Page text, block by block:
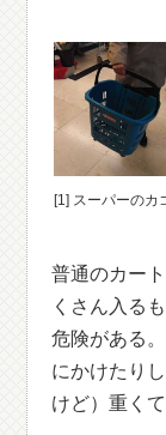
[1] スーパーのカ
普通のカー
くさん入る
危険がある
にかけたり
けど）重くて